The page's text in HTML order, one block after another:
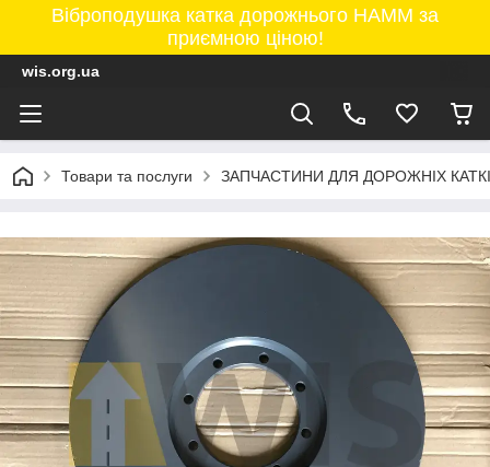
Віброподушка катка дорожнього HAMM за
приємною ціною!
wis.org.ua
Товари та послуги ЗАПЧАСТИНИ ДЛЯ ДОРОЖНІХ